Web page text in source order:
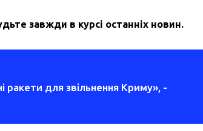
завжди в курсі останніх новин.
ракети для звільнення Криму», -